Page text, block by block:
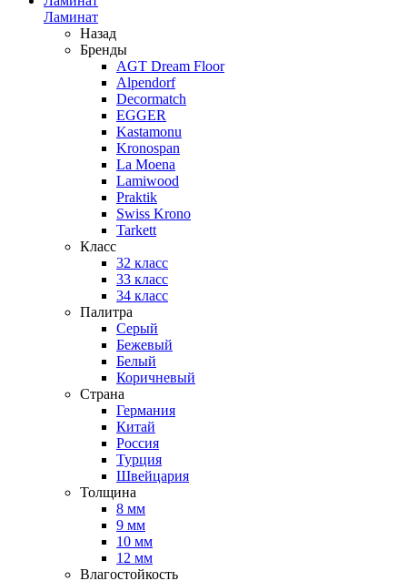
Ламинат
Назад
Бренды
AGT Dream Floor
Alpendorf
Decormatch
EGGER
Kastamonu
Kronospan
La Moena
Lamiwood
Praktik
Swiss Krono
Tarkett
Класс
32 класс
33 класс
34 класс
Палитра
Серый
Бежевый
Белый
Коричневый
Страна
Германия
Китай
Россия
Турция
Швейцария
Толщина
8 мм
9 мм
10 мм
12 мм
Влагостойкость